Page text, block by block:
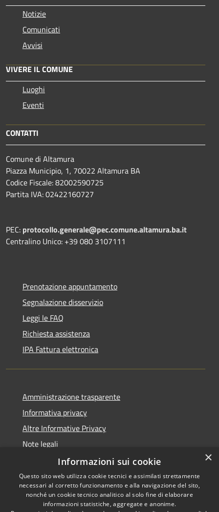
Notizie
Comunicati
Avvisi
VIVERE IL COMUNE
Luoghi
Eventi
CONTATTI
Comune di Altamura
Piazza Municipio, 1, 70022 Altamura BA
Codice Fiscale: 82002590725
Partita IVA: 02422160727
PEC: protocollo.generale@pec.comune.altamura.ba.it
Centralino Unico: +39 080 3107111
Prenotazione appuntamento
Segnalazione disservizio
Leggi le FAQ
Richiesta assistenza
IPA Fattura elettronica
Amministrazione trasparente
Informativa privacy
Altre Informative Privacy
Note legali
Dichiarazione di accessibilità
RSS Copyright © 2026 • Comune di
×
Informazioni sui cookie
Questo sito web utilizza cookie tecnici e assimilati strettamente
necessari al corretto funzionamento e alla navigazione del sito,
nonché un cookie tecnico analitico al solo fine di elaborare
informazioni statistiche, aggregate e anonime.